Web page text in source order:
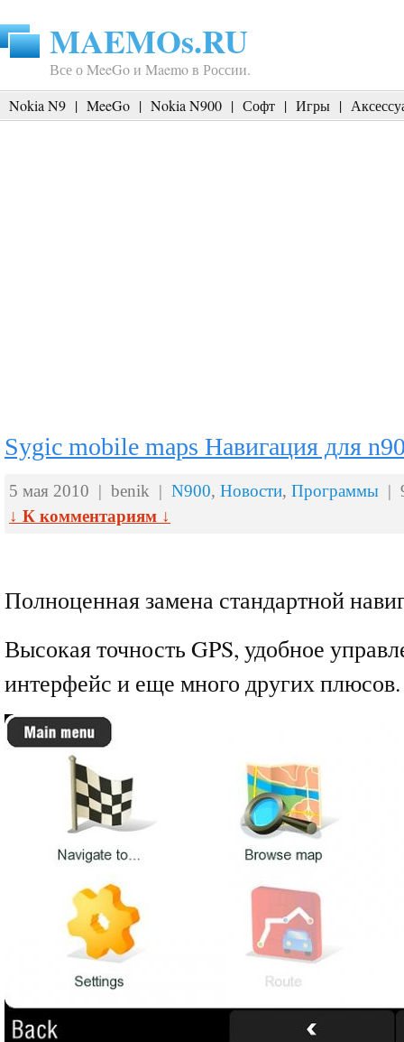
MAEMOs.RU
Все о MeeGo и Maemo в России.
Nokia N9 | MeeGo | Nokia N900 | Софт | Игры |
Sygic mobile maps Навигация для
5 мая 2010 | benik | N900, Новости, Программы |
↓ К комментариям ↓
Полноценная замена стандартной
Высокая точность GPS, удобное
интерфейс и еще много других плюсов.